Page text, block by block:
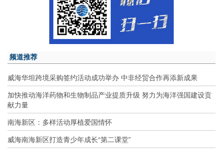
频道推荐
威海华坦跨境采购签约活动成功举办 中非经贸合作再添新成果
加快推动海洋药物和生物制品产业提质升级 努力为海洋强国建设贡
献力量
南海新区：多样活动厚植爱国情怀
威海南海新区打造青少年成长“第二课堂”